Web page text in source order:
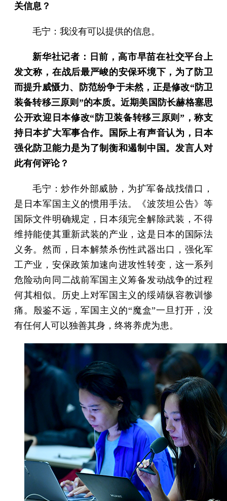
关信息？
毛宁：我没有可以提供的信息。
新华社记者：日前，高市早苗在社交平台上
发文称，在战后最严峻的安保环境下，为了防卫
而提升威慑力、防范纷争于未然，正是修改“防卫
装备转移三原则”的本质。近期美国防长赫格塞思
公开欢迎日本修改“防卫装备转移三原则”，称支
持日本扩大军事合作。国际上有声音认为，日本
强化防卫能力是为了制衡和遏制中国。发言人对
此有何评论？
毛宁：炒作外部威胁，为扩军备战找借口，
是日本军国主义的惯用手法。《波茨坦公告》等
国际文件明确规定，日本须完全解除武装，不得
维持能使其重新武装的产业，这是日本的国际法
义务。然而，日本解禁杀伤性武器出口，强化军
工产业，安保政策加速向进攻性转变，这一系列
危险动向同二战前军国主义筹备发动战争的过程
何其相似。历史上对军国主义的绥靖纵容教训惨
痛。殷鉴不远，军国主义的“魔盒”一旦打开，没
有任何人可以独善其身，终将养虎为患。